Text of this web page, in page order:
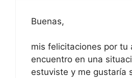
Buenas,
mis felicitaciones por tu
encuentro en una
estuviste y me gustaría